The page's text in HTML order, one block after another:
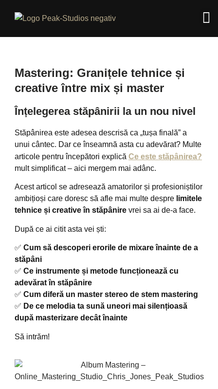
Mastering: Granițele tehnice și
creative între mix și master
Înțelegerea stăpânirii la un nou nivel
Stăpânirea este adesea descrisă ca „tușa finală” a
unui cântec. Dar ce înseamnă asta cu adevărat? Multe
articole pentru începători explică Ce este stăpânirea?
mult simplificat – aici mergem mai adânc.
Acest articol se adresează amatorilor și profesioniștilor
ambițioși care doresc să afle mai multe despre limitele
tehnice și creative în stăpânire vrei sa ai de-a face.
După ce ai citit asta vei ști:
✅ Cum să descoperi erorile de mixare înainte de a
stăpâni
✅ Ce instrumente și metode funcționează cu
adevărat în stăpânire
✅ Cum diferă un master stereo de stem mastering
✅ De ce melodia ta sună uneori mai silențioasă
după masterizare decât înainte
Să intrăm!